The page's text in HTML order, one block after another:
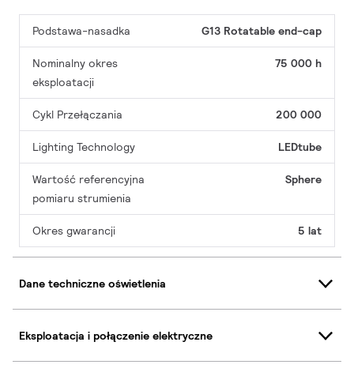
Podstawa-nasadka G13 Rotatable end-cap
Nominalny okres
eksploatacji
75 000 h
Cykl Przełączania 200 000
Lighting Technology LEDtube
Wartość referencyjna
pomiaru strumienia
Sphere
Okres gwarancji 5 lat
Dane techniczne oświetlenia
Eksploatacja i połączenie elektryczne